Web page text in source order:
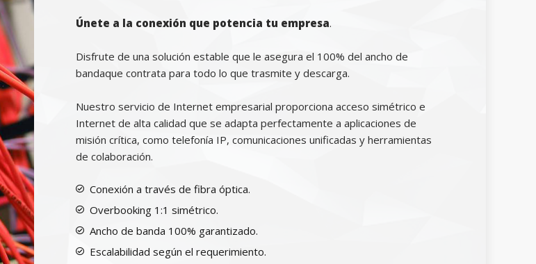
Únete a la conexión que potencia tu empresa.
Disfrute de una solución estable que le asegura el 100% del ancho de
bandaque contrata para todo lo que trasmite y descarga.
Nuestro servicio de Internet empresarial proporciona acceso simétrico e
Internet de alta calidad que se adapta perfectamente a aplicaciones de
misión crítica, como telefonía IP, comunicaciones unificadas y herramientas
de colaboración.
Conexión a través de fibra óptica.
Overbooking 1:1 simétrico.
Ancho de banda 100% garantizado.
Escalabilidad según el requerimiento.